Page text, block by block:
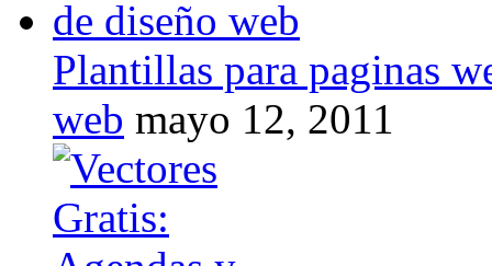
Plantillas para paginas
web mayo 12, 2011